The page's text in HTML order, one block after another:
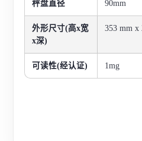
秤盘直径 90mm
外形尺寸(高x宽
x深)
353 mm x
可读性(经认证) 1mg